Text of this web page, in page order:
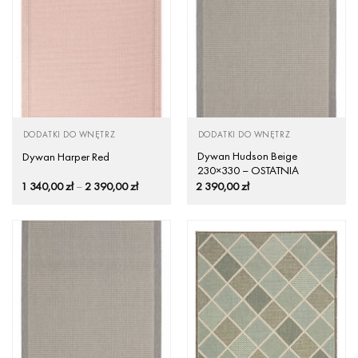
DODATKI DO WNĘTRZ
Dywan Harper Red
1 340,00zł –2 390,00złZakres
1
DODATKI DO WNĘTRZ
Dywan Hudson Beige
230×330 – OSTATNIA
SZTUKA
2 390,00zł